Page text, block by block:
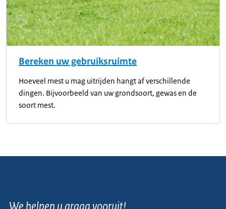
Bereken uw gebruiksruimte
Hoeveel mest u mag uitrijden hangt af verschillende
dingen. Bijvoorbeeld van uw grondsoort, gewas en de
soort mest.